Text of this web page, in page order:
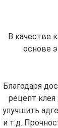
В качестве
основе
Благодаря
рецепт
улучшить
и т.д.